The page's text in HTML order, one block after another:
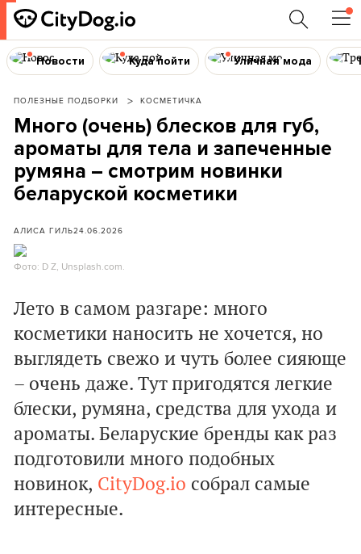
Новости Куда пойти Уличная мода
ПОЛЕЗНЫЕ ПОДБОРКИ КОСМЕТИЧКА
Много (очень) блесков для губ,
ароматы для тела и запеченные
румяна – смотрим новинки
беларуской косметики
АЛИСА ГИЛЬ24.06.2026
Фото: D Z, Unsplash.com.
Лето в самом разгаре: много
косметики наносить не хочется, но
выглядеть свежо и чуть более сияюще
– очень даже. Тут пригодятся легкие
блески, румяна, средства для ухода и
ароматы. Беларуские бренды как раз
подготовили много подобных
новинок, CityDog.io собрал самые
интересные.